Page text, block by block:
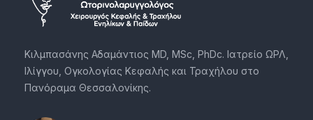
Κιλμπασάνης Αδαμάντιος MD, MSc, PhDc. Ιατρείο ΩΡΛ,
Ιλίγγου, Ογκολογίας Κεφαλής και Τραχήλου στο
Πανόραμα Θεσσαλονίκης.